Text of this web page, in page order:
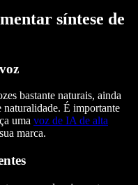
síntese de
bastante naturais, ainda
naturalidade. É importante
uma voz de IA de alta
marca.